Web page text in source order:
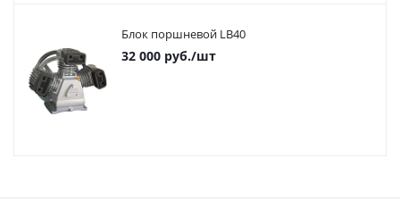
Блок поршневой LB40
32 000 руб./шт